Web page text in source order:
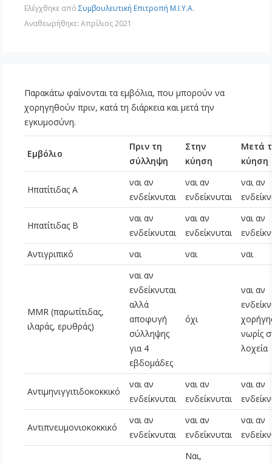
Ελέγχθηκε από Συμβουλευτική Επιτροπή Μ.Ι.Υ.Α.
Αναθεωρήθηκε: Απρίλιος 2021
Παρακάτω φαίνονται τα εμβόλια, που μπορούν να
χορηγηθούν πριν, κατά τη διάρκεια και μετά την
εγκυμοσύνη.
Εμβόλιο
Πριν τη
σύλληψη
Στην
κύηση
Μετά
κύηση
Ηπατίτιδας Α
ναι αν
ενδείκνυται
ναι αν
ενδείκνυται
ναι αν
Ηπατίτιδας Β
ναι αν
ενδείκνυται
ναι αν
ενδείκνυται
ναι αν
Αντιγριπικό
ναι ναι ναι
MMR (παρωτίτιδας,
ιλαράς, ερυθράς)
ναι αν
ενδείκνυται
αλλά
αποφυγή
σύλληψης
για 4
εβδομάδες
όχι
ναι αν
νωρίς
λοχεία
Αντιμηνιγγιτιδοκοκκικό
ναι αν
ενδείκνυται
ναι αν
ενδείκνυται
ναι αν
Αντιπνευμονιοκοκκικό
ναι αν
ενδείκνυται
ναι αν
ενδείκνυται
ναι αν
Ναι,